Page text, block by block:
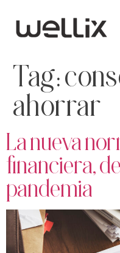
Tag:
ahorrar
La nueva
financiera,
pandemia